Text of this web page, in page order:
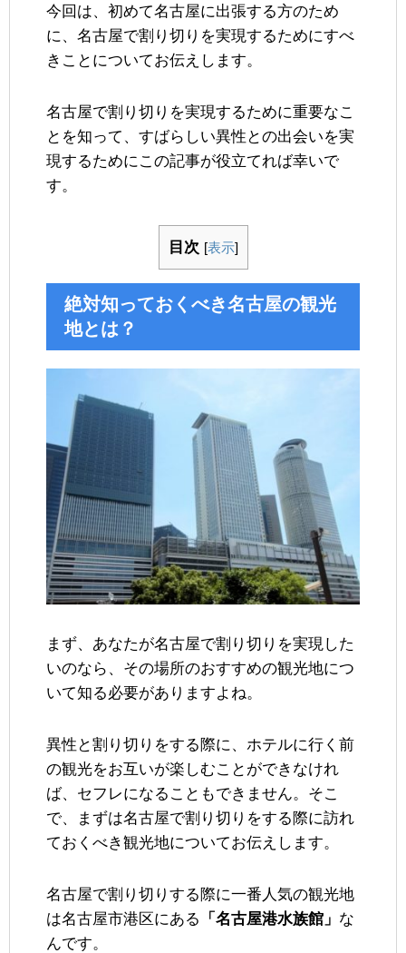
今回は、初めて名古屋に出張する方のため
に、名古屋で割り切りを実現するためにすべ
きことについてお伝えします。
名古屋で割り切りを実現するために重要なこ
とを知って、すばらしい異性との出会いを実
現するためにこの記事が役立てれば幸いで
す。
目次 [表示]
絶対知っておくべき名古屋の観光
地とは？
まず、あなたが名古屋で割り切りを実現した
いのなら、その場所のおすすめの観光地につ
いて知る必要がありますよね。
異性と割り切りをする際に、ホテルに行く前
の観光をお互いが楽しむことができなけれ
ば、セフレになることもできません。そこ
で、まずは名古屋で割り切りをする際に訪れ
ておくべき観光地についてお伝えします。
名古屋で割り切りする際に一番人気の観光地
は名古屋市港区にある
「名古屋港水族館」 な
んです。